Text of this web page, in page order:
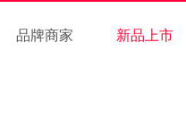
品牌商家 新品上市